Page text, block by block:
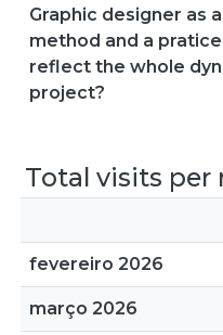
Graphic designer as
method and a
reflect the whole
project?
Total visits per
fevereiro 2026
março 2026